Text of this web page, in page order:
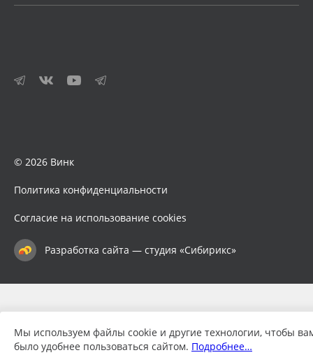
© 2026 Винк
Политика конфиденциальности
Согласие на использование cookies
Разработка сайта — студия «Сибирикс»
Мы используем файлы cookie и другие технологии, чтобы
было удобнее пользоваться сайтом. Подробнее…